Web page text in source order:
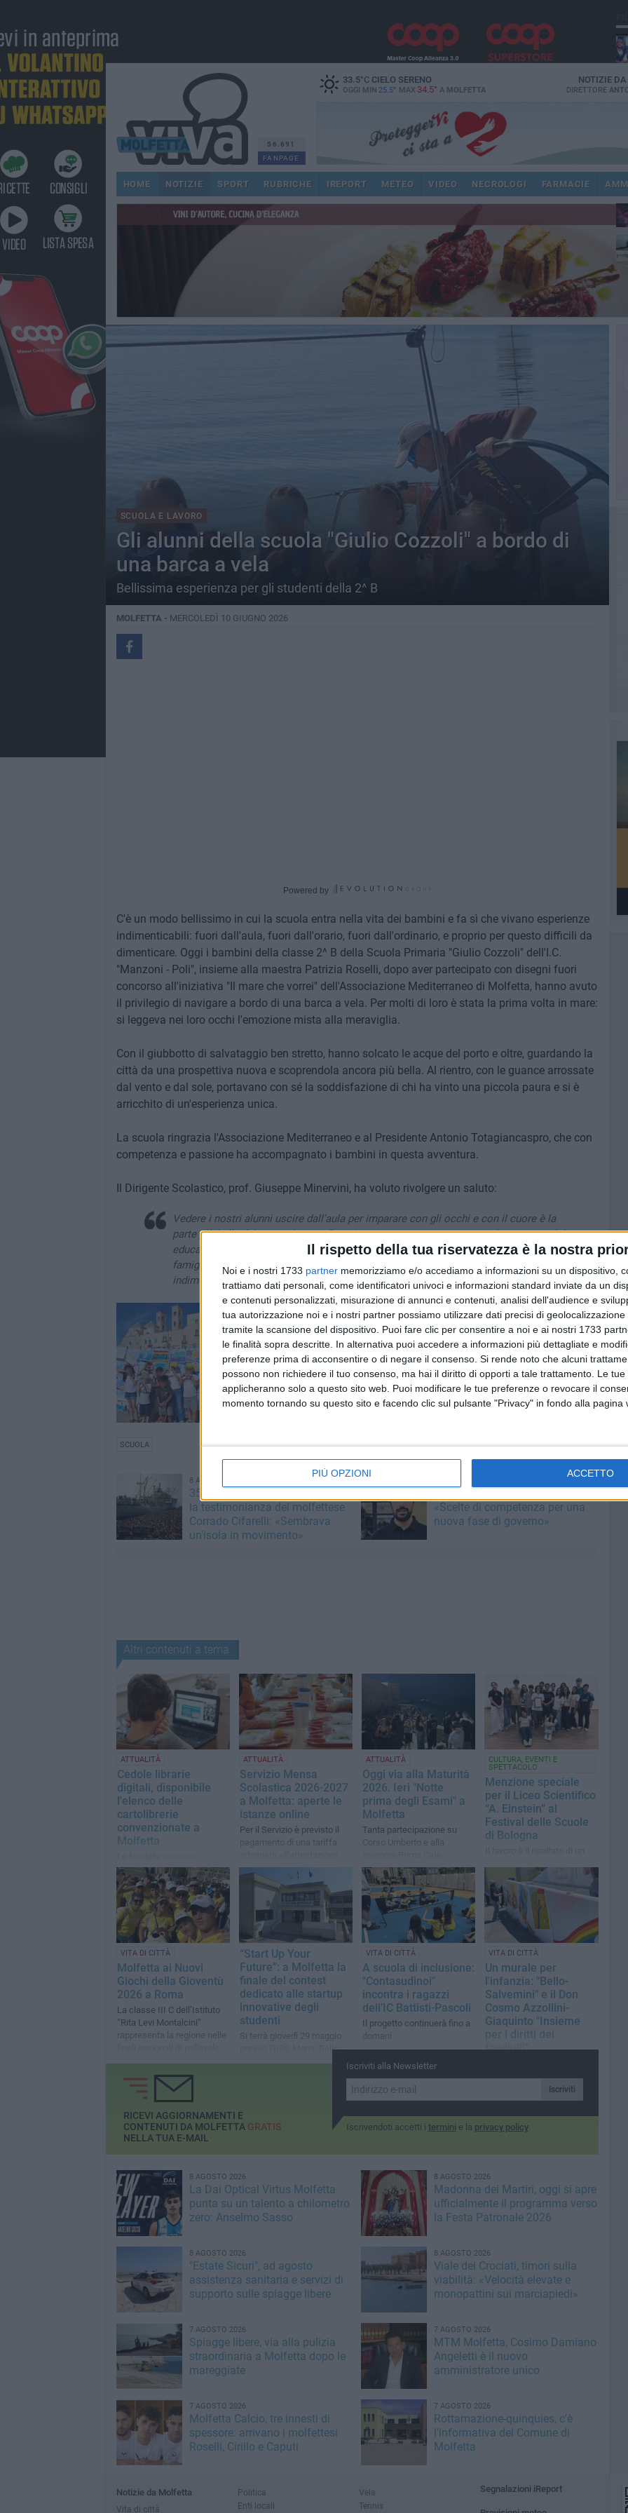
Il rispetto della tua riservatezza è la nostra
Noi e i nostri 1733 partner memorizziamo e/o accediamo a informazioni su un dispositivo,
trattiamo dati personali, come identificatori univoci e informazioni standard inviate da un
e contenuti personalizzati, misurazione di annunci e contenuti, analisi dell'audience e
tua autorizzazione noi e i nostri partner possiamo utilizzare dati precisi di
tramite la scansione del dispositivo. Puoi fare clic per consentire a noi e ai nostri 1733
le finalità sopra descritte. In alternativa puoi accedere a informazioni più dettagliate e
preferenze prima di acconsentire o di negare il consenso. Si rende noto che alcuni
possono non richiedere il tuo consenso, ma hai il diritto di opporti a tale trattamento. Le
applicheranno solo a questo sito web. Puoi modificare le tue preferenze o revocare il
momento tornando su questo sito e facendo clic sul pulsante "Privacy" in fondo alla pagina
PIÙ OPZIONI ACCETTO
56.691
FANPAGE
33.5°CCIELO SERENO
OGGI MIN 25.5° MAX 34.5° A MOLFETTA
NOTIZIE DA
DIRETTORE
HOME NOTIZIE SPORT RUBRICHE IREPORT METEO VIDEO NECROLOGI FARMACIE
SCUOLA E LAVORO
Gli alunni della scuola "Giulio Cozzoli" a bordo di
una barca a vela
Bellissima esperienza per gli studenti della 2^ B
MOLFETTA - MERCOLEDÌ 10 GIUGNO 2026
Powered by
C'è un modo bellissimo in cui la scuola entra nella vita dei bambini e fa sì che vivano esperienze
indimenticabili: fuori dall'aula, fuori dall'orario, fuori dall'ordinario, e proprio per questo difficili da
dimenticare. Oggi i bambini della classe 2^ B della Scuola Primaria "Giulio Cozzoli" dell'I.C.
"Manzoni - Poli", insieme alla maestra Patrizia Roselli, dopo aver partecipato con disegni fuori
concorso all'iniziativa "Il mare che vorrei" dell'Associazione Mediterraneo di Molfetta, hanno avuto
il privilegio di navigare a bordo di una barca a vela. Per molti di loro è stata la prima volta in mare:
si leggeva nei loro occhi l'emozione mista alla meraviglia.
Con il giubbotto di salvataggio ben stretto, hanno solcato le acque del porto e oltre, guardando la
città da una prospettiva nuova e scoprendola ancora più bella. Al rientro, con le guance arrossate
dal vento e dal sole, portavano con sé la soddisfazione di chi ha vinto una piccola paura e si è
arricchito di un'esperienza unica.
La scuola ringrazia l'Associazione Mediterraneo e al Presidente Antonio Totagiancaspro, che con
competenza e passione ha accompagnato i bambini in questa avventura.
Il Dirigente Scolastico, prof. Giuseppe Minervini, ha voluto rivolgere un saluto:
Vedere i nostri alunni uscire dall'aula per imparare con gli occhi e con il cuore è la
parte più bella del nostro lavoro. Esperienze come questa restano nel tempo perché
educano al coraggio, al rispetto del mare e alla meraviglia. Ringrazio la maestra, le
famiglie e l'Associazione Mediterraneo per aver reso possibile questa giornata
indimenticabile per gli alunni.
SCUOLA
8 AGOSTO 2026
35 anni fa lo sbarco Vlora a Bari,
la testimonianza del molfettese
Corrado Cifarelli: «Sembrava
un'isola in movimento»
«Scelte di competenza per una
nuova fase di governo»
Altri contenuti a tema
ATTUALITÀ
Cedole librarie
digitali, disponibile
l'elenco delle
cartolibrerie
convenzionate a
Molfetta
consultare online lo stato
della cedola e prenotare o
ritirare i libri di testo presso i
rivenditori autorizzati
ATTUALITÀ
Servizio Mensa
Scolastica 2026-2027
a Molfetta: aperte le
istanze online
Per il Servizio è previsto il
pagamento di una tariffa
ISEE
ATTUALITÀ
Oggi via alla Maturità
2026. Ieri "Notte
prima degli Esami" a
Molfetta
Tanta partecipazione su
Corso Umberto e alla
CULTURA, EVENTI E
SPETTACOLO
Menzione speciale
per il Liceo Scientifico
“A. Einstein” al
Festival delle Scuole
di Bologna
Drama, disciplina
dell’autonomia
VITA DI CITTÀ
Molfetta ai Nuovi
Giochi della Gioventù
2026 a Roma
La classe III C dell’Istituto
“Rita Levi Montalcini”
rappresenta la regione nelle
“Start Up Your
Future”: a Molfetta la
finale del contest
dedicato alle startup
innovative degli
studenti
Si terrà giovedì 29 maggio
presso l’IISS Mons. Bello -
VITA DI CITTÀ
A scuola di inclusione:
"Contasudinoi"
incontra i ragazzi
dell’IC Battisti-Pascoli
Il progetto continuerà fino a
domani
VITA DI CITTÀ
Un murale per
l'infanzia: "Bello-
Salvemini" e il Don
Cosmo Azzollini-
Giaquinto "Insieme
per i diritti dei
fanciulli”
Don Cosmo Azzollini
Iscriviti alla Newsletter
Iscriviti
Iscrivendoti accetti i termini e la privacy policy
RICEVI AGGIORNAMENTI E
CONTENUTI DA MOLFETTA GRATIS
NELLA TUA E-MAIL
8 AGOSTO 2026
La Dai Optical Virtus Molfetta
punta su un talento a chilometro
zero: Anselmo Sasso
8 AGOSTO 2026
Madonna dei Martiri, oggi si apre
ufficialmente il programma verso
la Festa Patronale 2026
8 AGOSTO 2026
"Estate Sicuri", ad agosto
assistenza sanitaria e servizi di
supporto sulle spiagge libere
8 AGOSTO 2026
Viale dei Crociati, timori sulla
viabilità: «Velocità elevate e
monopattini sui marciapiedi»
7 AGOSTO 2026
Spiagge libere, via alla pulizia
straordinaria a Molfetta dopo le
mareggiate
7 AGOSTO 2026
MTM Molfetta, Cosimo Damiano
Angeletti è il nuovo
amministratore unico
7 AGOSTO 2026
Molfetta Calcio, tre innesti di
spessore: arrivano i molfettesi
Roselli, Cirillo e Caputi
7 AGOSTO 2026
Rottamazione-quinquies, c'è
l'informativa del Comune di
Molfetta
Notizie da Molfetta
Vita di città
Politica
Enti locali
Vela
Tennis
Segnalazioni iReport